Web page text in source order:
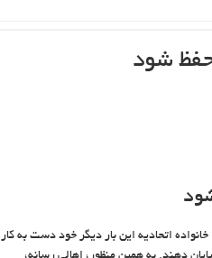
شود
اتحادیه این بار دیگر خود دست به کار